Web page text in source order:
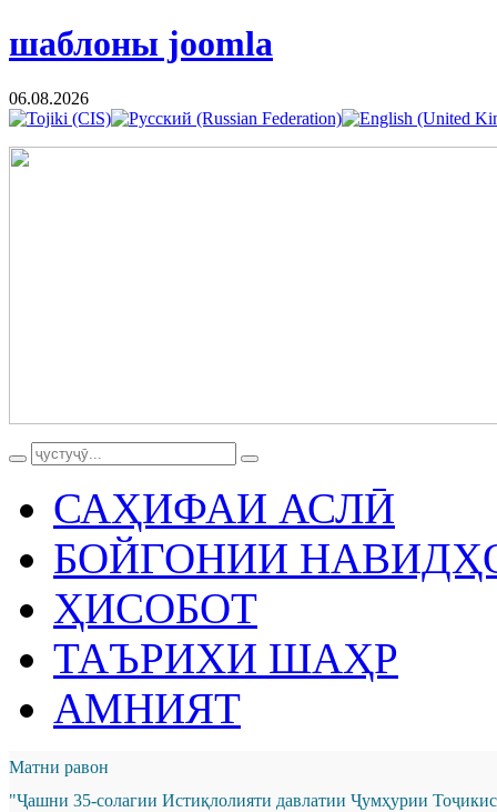
шаблоны joomla
06.08.2026
САҲИФАИ АСЛӢ
БОЙГОНИИ
ҲИСОБОТ
ТАЪРИХИ ШАҲР
АМНИЯТ
Матни равон
"Ҷашни 35-солагии Истиқлолияти давлатии Ҷумҳурии